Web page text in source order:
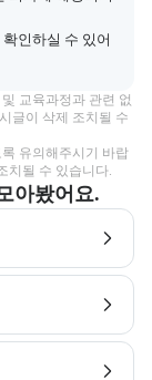
확인하실 수 있어
교육과정과 관련 없
글이 삭제 조치될 수
유의해주시기 바랍
치될 수 있습니다.
아봤어요.